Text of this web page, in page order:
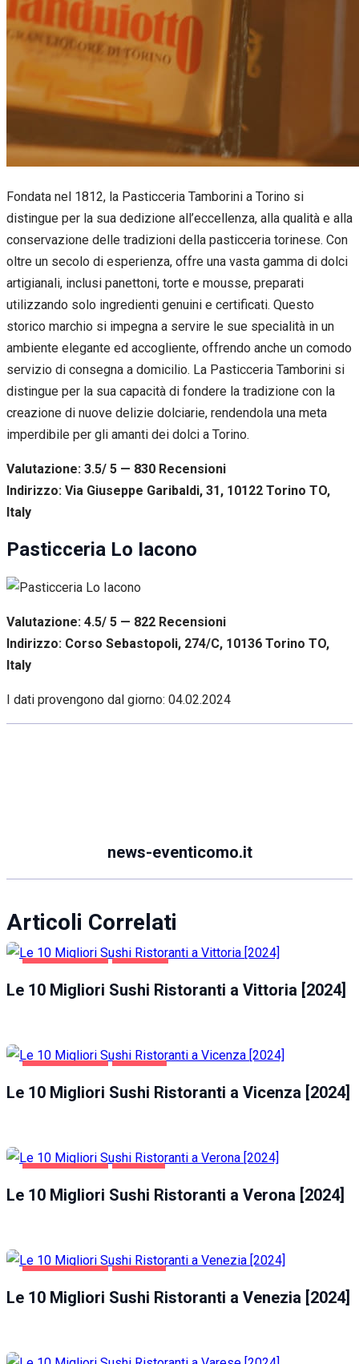
Fondata nel 1812, la Pasticceria Tamborini a Torino si
distingue per la sua dedizione all’eccellenza, alla qualità e alla
conservazione delle tradizioni della pasticceria torinese. Con
oltre un secolo di esperienza, offre una vasta gamma di dolci
artigianali, inclusi panettoni, torte e mousse, preparati
utilizzando solo ingredienti genuini e certificati. Questo
storico marchio si impegna a servire le sue specialità in un
ambiente elegante ed accogliente, offrendo anche un comodo
servizio di consegna a domicilio. La Pasticceria Tamborini si
distingue per la sua capacità di fondere la tradizione con la
creazione di nuove delizie dolciarie, rendendola una meta
imperdibile per gli amanti dei dolci a Torino.
Valutazione: 3.5/ 5 — 830 Recensioni
Indirizzo: Via Giuseppe Garibaldi, 31, 10122 Torino TO,
Italy
Pasticceria Lo Iacono
Valutazione: 4.5/ 5 — 822 Recensioni
Indirizzo: Corso Sebastopoli, 274/C, 10136 Torino TO,
Italy
I dati provengono dal giorno: 04.02.2024
news-eventicomo.it
Articoli Correlati
Le 10 Migliori Sushi Ristoranti a Vittoria [2024]
Le 10 Migliori Sushi Ristoranti a Vicenza [2024]
Le 10 Migliori Sushi Ristoranti a Verona [2024]
Le 10 Migliori Sushi Ristoranti a Venezia [2024]